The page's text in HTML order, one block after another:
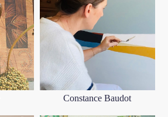
Constance Baudot